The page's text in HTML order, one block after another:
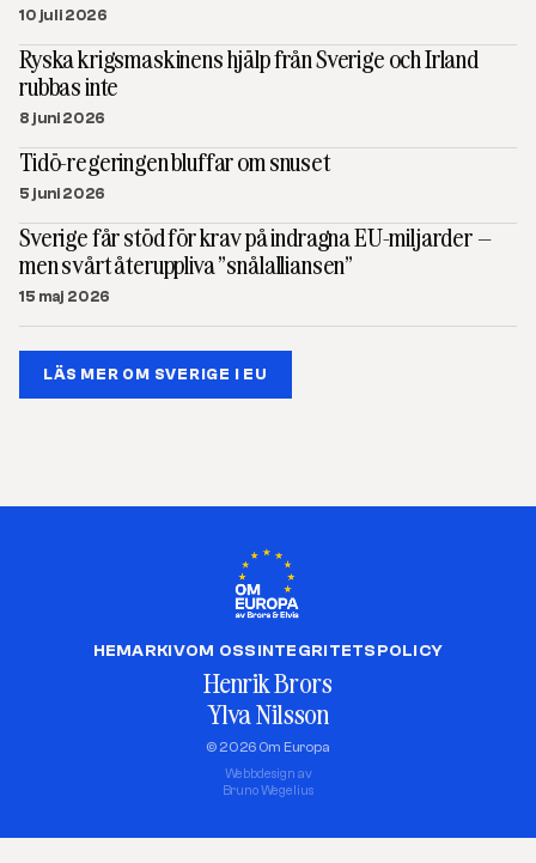
10 juli 2026
Ryska krigsmaskinens hjälp från Sverige och Irland
rubbas inte
8 juni 2026
Tidö-regeringen bluffar om snuset
5 juni 2026
Sverige får stöd för krav på indragna EU-miljarder –
men svårt återuppliva ”snålalliansen”
15 maj 2026
LÄS MER OM SVERIGE I EU
HEMARKIVOM OSSINTEGRITETSPOLICY
Henrik Brors
Ylva Nilsson
© 2026 Om Europa
Webbdesign av
Bruno Wegelius